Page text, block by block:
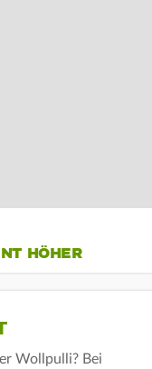
HÖHER
Wollpulli? Bei